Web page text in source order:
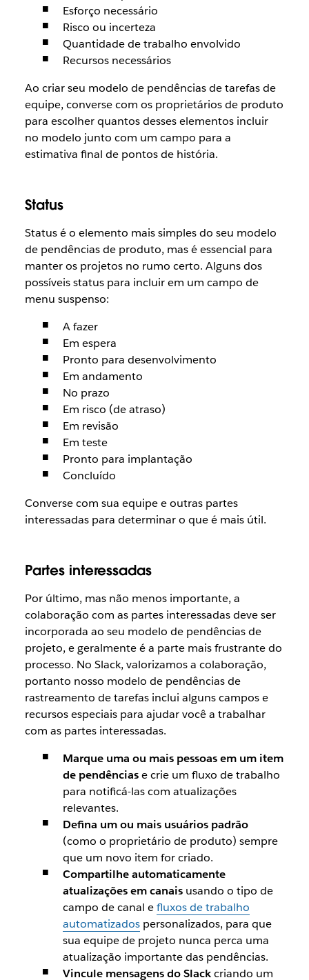
Esforço necessário
Risco ou incerteza
Quantidade de trabalho envolvido
Recursos necessários
Ao criar seu modelo de pendências de tarefas de
equipe, converse com os proprietários de produto
para escolher quantos desses elementos incluir
no modelo junto com um campo para a
estimativa final de pontos de história.
Status
Status é o elemento mais simples do seu modelo
de pendências de produto, mas é essencial para
manter os projetos no rumo certo. Alguns dos
possíveis status para incluir em um campo de
menu suspenso:
A fazer
Em espera
Pronto para desenvolvimento
Em andamento
No prazo
Em risco (de atraso)
Em revisão
Em teste
Pronto para implantação
Concluído
Converse com sua equipe e outras partes
interessadas para determinar o que é mais útil.
Partes interessadas
Por último, mas não menos importante, a
colaboração com as partes interessadas deve ser
incorporada ao seu modelo de pendências de
projeto, e geralmente é a parte mais frustrante do
processo. No Slack, valorizamos a colaboração,
portanto nosso modelo de pendências de
rastreamento de tarefas inclui alguns campos e
recursos especiais para ajudar você a trabalhar
com as partes interessadas.
Marque uma ou mais pessoas em um item
de pendênciase crie um fluxo de trabalho
para notificá-las com atualizações
relevantes.
Defina um ou mais usuários padrão
(como o proprietário de produto) sempre
que um novo item for criado.
Compartilhe automaticamente
atualizações em canais usando o tipo de
campo de canal efluxos de trabalho
automatizadospersonalizados, para que
sua equipe de projeto nunca perca uma
atualização importante das pendências.
Vincule mensagens do Slackcriando um